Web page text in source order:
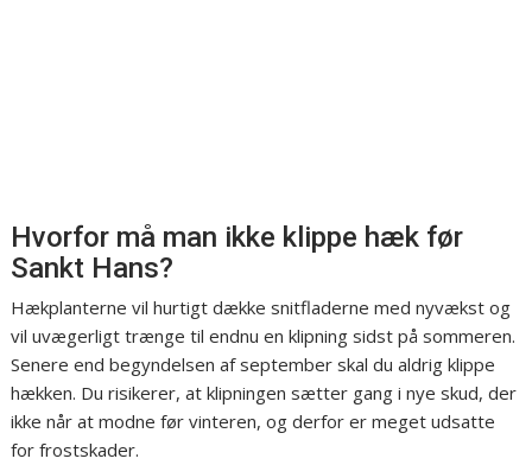
Hvorfor må man ikke klippe hæk før
Sankt Hans?
Hækplanterne vil hurtigt dække snitfladerne med nyvækst og
vil uvægerligt trænge til endnu en klipning sidst på sommeren.
Senere end begyndelsen af september skal du aldrig klippe
hækken. Du risikerer, at klipningen sætter gang i nye skud, der
ikke når at modne før vinteren, og derfor er meget udsatte
for frostskader.